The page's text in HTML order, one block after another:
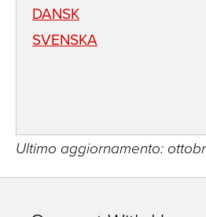
DANSK
SVENSKA
Ultimo aggiornamento: